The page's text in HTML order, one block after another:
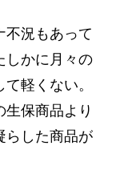
況もあって
しかに月々の
軽くない。
保商品より
らした商品が